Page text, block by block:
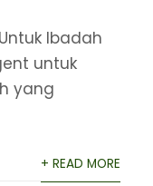
Ibadah
untuk
yang
+ READ MORE